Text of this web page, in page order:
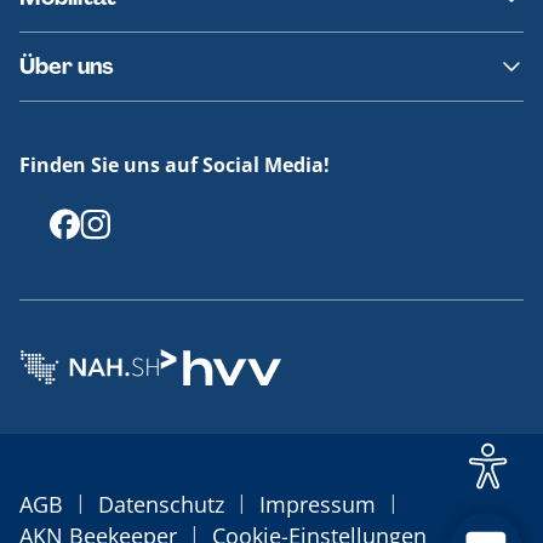
Fundsachen
Häufige Fragen
Barrierefreies Reisen
Erklärung Barrierefreiheit
Über uns
Offenlegungen
Finden Sie uns auf Social Media!
AGB | Datenschutz | Impressum |
AKN Beekeeper | Cookie-Einstellungen